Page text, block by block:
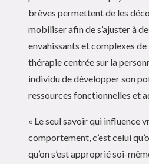
brèves permettent de les
mobiliser afin de s’ajuster à
envahissants et complexes de
thérapie centrée sur la
individu de développer son
ressources fonctionnelles et
« Le seul savoir qui influence
comportement, c’est celui
qu’on s’est approprié soi-